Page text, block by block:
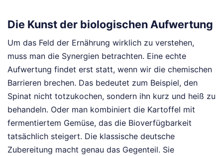
Die Kunst der biologischen Aufwertung
Um das Feld der Ernährung wirklich zu verstehen,
muss man die Synergien betrachten. Eine echte
Aufwertung findet erst statt, wenn wir die chemischen
Barrieren brechen. Das bedeutet zum Beispiel, den
Spinat nicht totzukochen, sondern ihn kurz und heiß zu
behandeln. Oder man kombiniert die Kartoffel mit
fermentiertem Gemüse, das die Bioverfügbarkeit
tatsächlich steigert. Die klassische deutsche
Zubereitung macht genau das Gegenteil. Sie